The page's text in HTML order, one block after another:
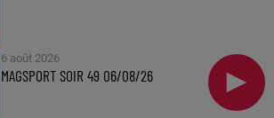
6 août 2026
MAGSPORT SOIR 49 06/08/26